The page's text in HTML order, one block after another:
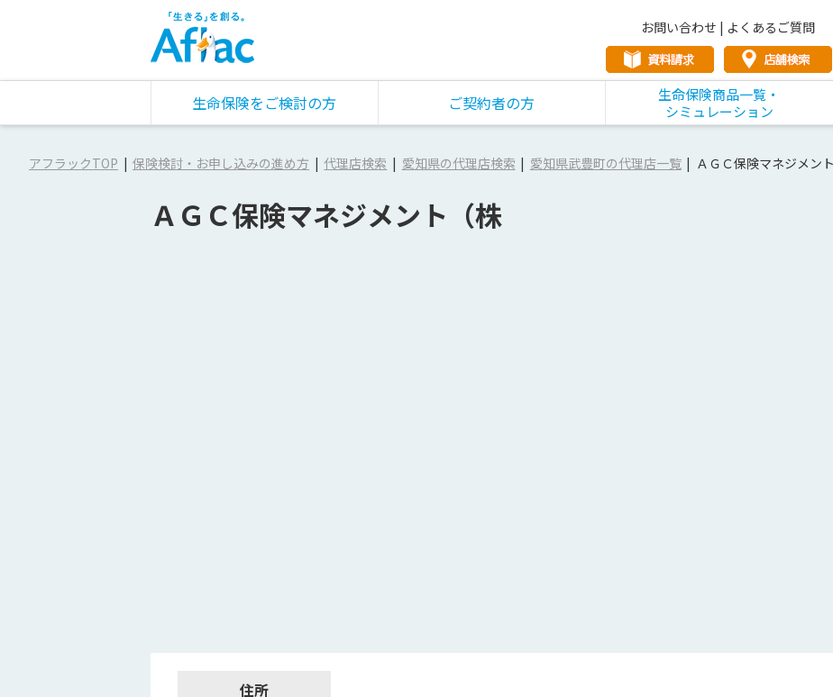
お問い合わせ | よくあるご質問
生命保険をご検討の方 ご契約者の方
生命保険商品一覧・
シミュレーション
アフラックTOP 保険検討・お申し込みの進め方 代理店検索 愛知県の代理店検索 愛知県武豊町の代理店一覧 ＡＧＣ保険マネジメン
ＡＧＣ保険マネジメント（株
住所